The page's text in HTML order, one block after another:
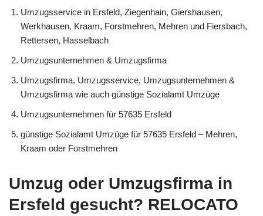
Umzugsservice in Ersfeld, Ziegenhain, Giershausen,
Werkhausen, Kraam, Forstmehren, Mehren und Fiersbach,
Rettersen, Hasselbach
Umzugsunternehmen & Umzugsfirma
Umzugsfirma, Umzugsservice, Umzugsunternehmen &
Umzugsfirma wie auch günstige Sozialamt Umzüge
Umzugsunternehmen für 57635 Ersfeld
günstige Sozialamt Umzüge für 57635 Ersfeld – Mehren,
Kraam oder Forstmehren
Umzug oder Umzugsfirma in
Ersfeld gesucht? RELOCATO